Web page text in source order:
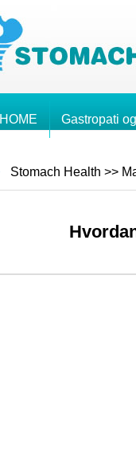
HOME Gastropati
Stomach Health >>